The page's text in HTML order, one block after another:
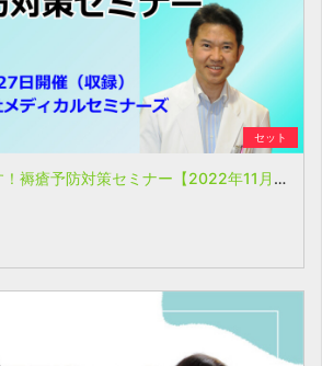
セット
🎥褥瘡ゼロを目指す！褥瘡予防対策セミナー【2022年11月27日開催(収録)】